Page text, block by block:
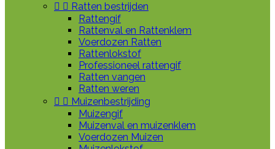
  Ratten bestrijden
Rattengif
Rattenval en Rattenklem
Voerdozen Ratten
Rattenlokstof
Professioneel rattengif
Ratten vangen
Ratten weren
  Muizenbestrijding
Muizengif
Muizenval en muizenklem
Voerdozen Muizen